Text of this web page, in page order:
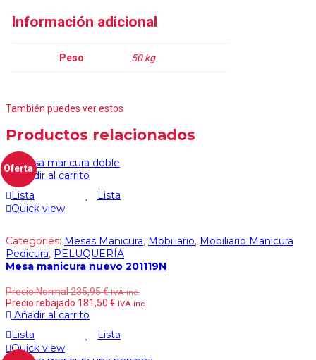
Información adicional
Peso 50 kg
También puedes ver estos
Productos relacionados
Oferta
Añadir al carrito
Lista
Lista
Quick view
Categories: Mesas Manicura, Mobiliario, Mobiliario Manicura
Pedicura, PELUQUERÍA
Mesa manicura nuevo 201119N
Precio Normal235,95€ IVA inc.
Precio rebajado 181,50 € IVA inc.
Añadir al carrito
Lista
Lista
Quick view